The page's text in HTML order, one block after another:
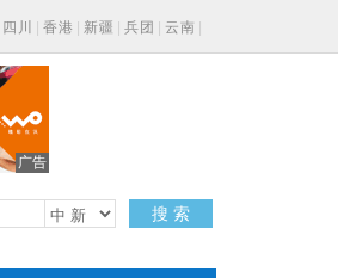
四川 香港 新疆 兵团 云南
广告
搜 索